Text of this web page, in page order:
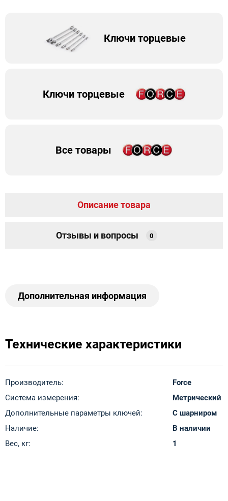
Ключи торцевые
Ключи торцевые
Все товары
Описание товара
Отзывы и вопросы 0
Дополнительная информация
Технические характеристики
Производитель:
Force
Система измерения:
Метрический
Дополнительные параметры ключей:
С шарниром
Наличие:
В наличии
Вес, кг:
1